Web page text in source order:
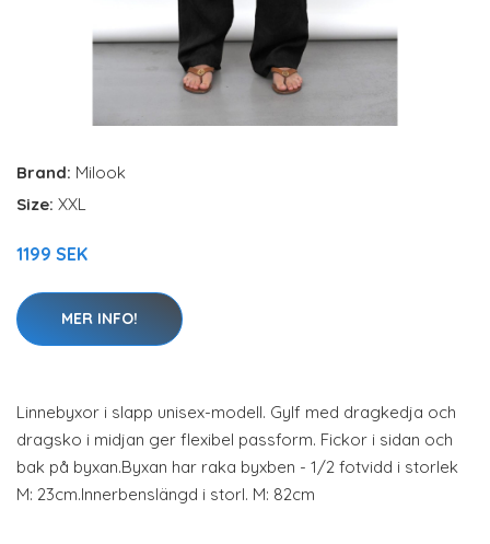
Brand: Milook
Size: XXL
1199 SEK
MER INFO!
Linnebyxor i slapp unisex-modell. Gylf med dragkedja och
dragsko i midjan ger flexibel passform. Fickor i sidan och
bak på byxan.Byxan har raka byxben - 1/2 fotvidd i storlek
M: 23cm.Innerbenslängd i storl. M: 82cm